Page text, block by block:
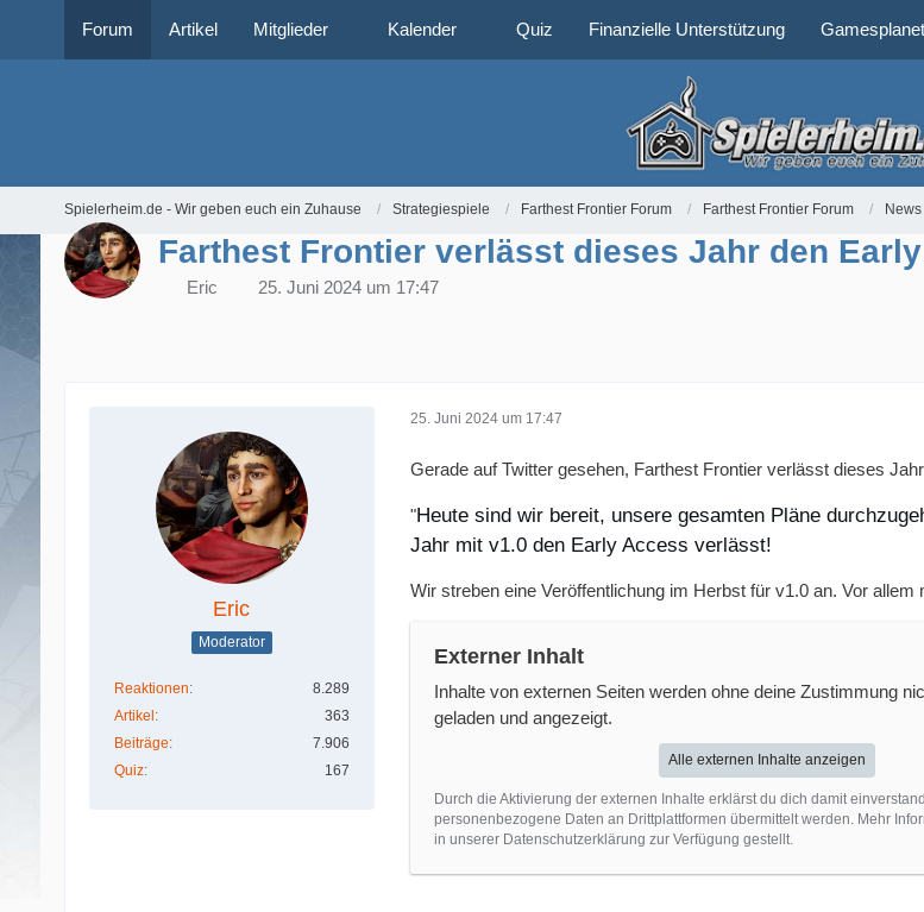
Forum Artikel Mitglieder Kalender Quiz Finanzielle Unterstützung Gamesplanet
Spielerheim.de - Wir geben euch ein Zuhause Strategiespiele Farthest Frontier Forum Farthest Frontier Forum News
Farthest Frontier verlässt dieses Jahr den
Eric 25. Juni 2024 um 17:47
Eric
Moderator
Reaktionen
8.289
Artikel
363
Beiträge
7.906
Quiz
167
25. Juni 2024 um 17:47
Gerade auf Twitter gesehen, Farthest Frontier verlässt dieses
"Heute sind wir bereit, unsere gesamten Pläne
Jahr mit v1.0 den Early Access verlässt!
Wir streben eine Veröffentlichung im Herbst für v1.0 an. Vor
Externer Inhalt
Inhalte von externen Seiten werden ohne deine Zustimmung
geladen und angezeigt.
Alle externen Inhalte anzeigen
Durch die Aktivierung der externen Inhalte erklärst du dich damit
personenbezogene Daten an Drittplattformen übermittelt werden. Mehr
in unserer Datenschutzerklärung zur Verfügung gestellt.